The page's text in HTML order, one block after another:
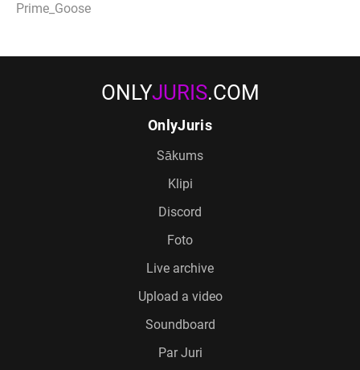
Prime_Goose
ONLYJURIS.COM
OnlyJuris
Sākums
Klipi
Discord
Foto
Live archive
Upload a video
Soundboard
Par Juri